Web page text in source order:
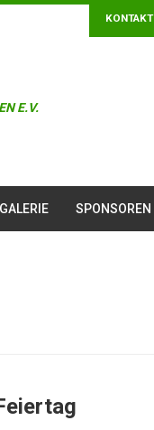
KONTAKT
E.V.
GALERIE SPONSOREN